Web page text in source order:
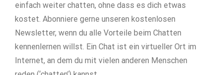
einfach weiter chatten, ohne dass es dich etwas
kostet. Abonniere gerne unseren kostenlosen
Newsletter, wenn du alle Vorteile beim Chatten
kennenlernen willst. Ein Chat ist ein virtueller Ort im
Internet, an dem du mit vielen anderen Menschen